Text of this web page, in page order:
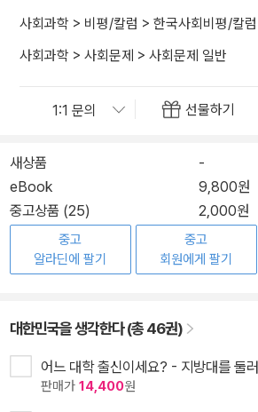
사회과학 > 비평/칼럼 > 한국사회비평/칼럼
사회과학 > 사회문제 > 사회문제 일반
선물하기
새상품
-
eBook
9,800원
중고상품 (25)
2,000원
중고
알라딘에 팔기
중고
회원에게 팔기
대한민국을 생각한다 (총 46권)
어느 대학 출신이세요? - 지방대를 둘
판매가 14,400원